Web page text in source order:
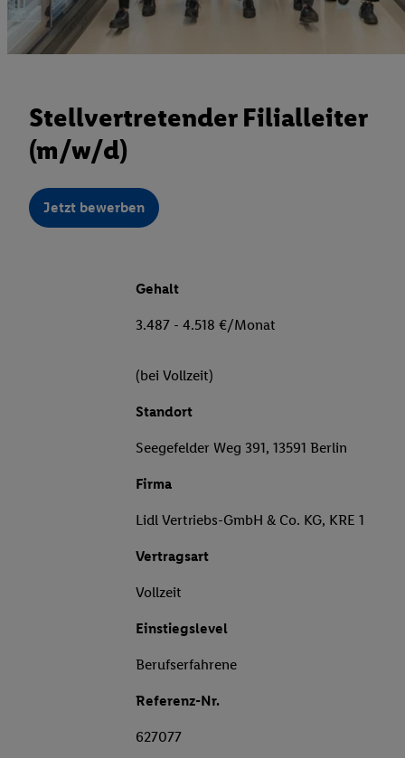
Stellvertretender Filialleiter
(m/w/d)
Jetzt bewerben
Gehalt
3.487 - 4.518 €/Monat
(bei Vollzeit)
Standort
Seegefelder Weg 391, 13591 Berlin
Firma
Lidl Vertriebs-GmbH & Co. KG, KRE 1
Vertragsart
Vollzeit
Einstiegslevel
Berufserfahrene
Referenz-Nr.
627077